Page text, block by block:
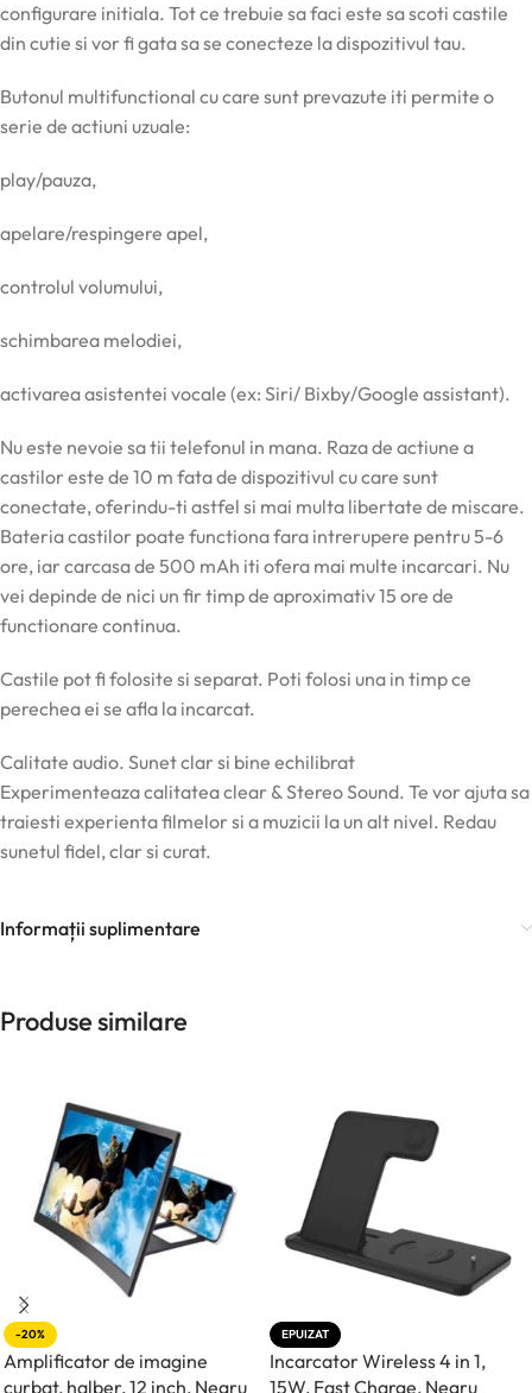
configurare initiala. Tot ce trebuie sa faci este sa scoti castile
din cutie si vor fi gata sa se conecteze la dispozitivul tau.
Butonul multifunctional cu care sunt prevazute iti permite o
serie de actiuni uzuale:
play/pauza,
apelare/respingere apel,
controlul volumului,
schimbarea melodiei,
activarea asistentei vocale (ex: Siri/ Bixby/Google assistant).
Nu este nevoie sa tii telefonul in mana. Raza de actiune a
castilor este de 10 m fata de dispozitivul cu care sunt
conectate, oferindu-ti astfel si mai multa libertate de miscare.
Bateria castilor poate functiona fara intrerupere pentru 5-6
ore, iar carcasa de 500 mAh iti ofera mai multe incarcari. Nu
vei depinde de nici un fir timp de aproximativ 15 ore de
functionare continua.
Castile pot fi folosite si separat. Poti folosi una in timp ce
perechea ei se afla la incarcat.
Calitate audio. Sunet clar si bine echilibrat
Experimenteaza calitatea clear & Stereo Sound. Te vor ajuta sa
traiesti experienta filmelor si a muzicii la un alt nivel. Redau
sunetul fidel, clar si curat.
Informații suplimentare
Produse similare
-20%
Amplificator de imagine
curbat, halber, 12 inch, Negru
EPUIZAT
Incarcator Wireless 4 in 1,
15W, Fast Charge, Negru